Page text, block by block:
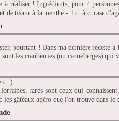
à réaliser ! Ingrédients, pour 4
de tisane à la menthe - 1 c. à c. rase
pourtant ! Dans ma dernière recette
les cranberries (ou canneberges) qui
)
rares sont ceux qui
gâteaux apéro que l'on trouve dans le